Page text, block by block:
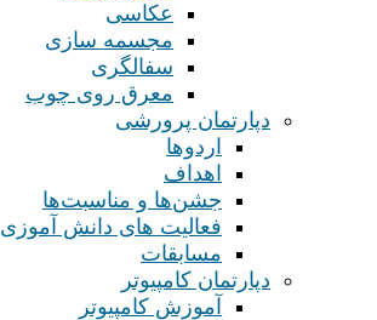
عکاسی
مجسمه سازی
سفالگری
معرق روی چوب
دپارتمان پرورشی
اردوها
اهداف
جشن‌ها و مناسبت‌ها
فعالیت های دانش آموزی
مسابقات
دپارتمان کامپیوتر
آموزش کامپیوتر